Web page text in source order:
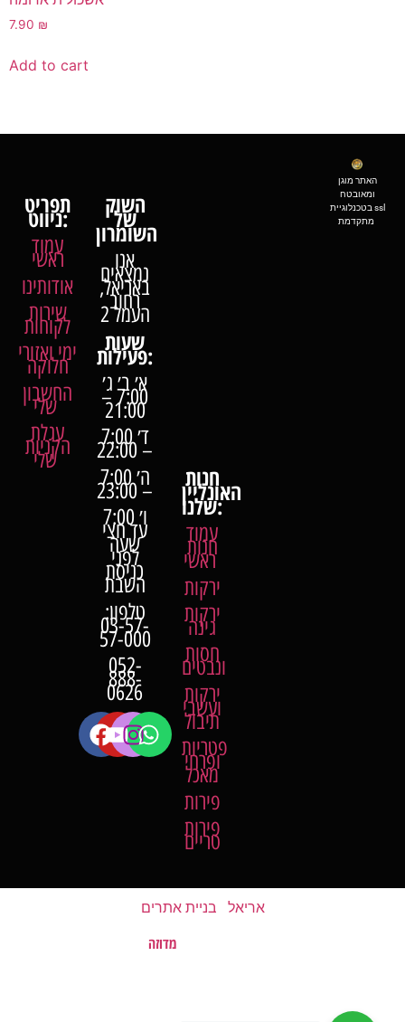
7.90 ₪
Add to cart
תפריט
ניווט:
עמוד
ראשי
אודותינו
שירות
לקוחות
ימי ואזורי
חלוקה
החשבון
שלי
עגלת
הקניות
שלי
השוק
של
אנו
נמצאים
באריאל,
רחוב
העמל 2
שעותפעילות:
א׳ ב׳ ג׳
7:00 –
21:00
ד׳ 7:00
– 22:00
ה׳ 7:00
– 23:00
ו׳ 7:00
עד חצי
שעה
לפני
כניסת
השבת
טלפון:
03-57-
57-000
052-
888-
0626
חנות
האונליין
שלנו:
עמוד
חנות
ראשי
ירקות
ירקות
גינה
חסות
ונבטים
ירקות
ועשבי
תיבול
פטריות
ופרחי
מאכל
פירות
פירות
טריים
האתר מוגן
ומאובטח
בטכנלוגיית ssl
אריאל בניית אתרים
האתר נבנה על ידימדוזה